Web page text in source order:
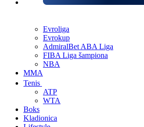
Evroliga
Evrokup
AdmiralBet ABA Liga
FIBA Liga šampiona
NBA
MMA
Tenis
ATP
WTA
Boks
Kladionica